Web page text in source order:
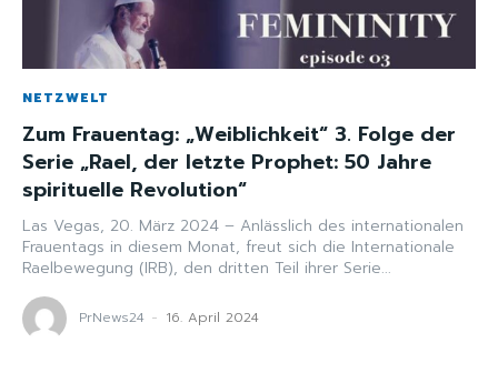
NETZWELT
Zum Frauentag: „Weiblichkeit“ 3. Folge der
Serie „Rael, der letzte Prophet: 50 Jahre
spirituelle Revolution“
Las Vegas, 20. März 2024 – Anlässlich des internationalen
Frauentags in diesem Monat, freut sich die Internationale
Raelbewegung (IRB), den dritten Teil ihrer Serie...
PrNews24 - 16. April 2024